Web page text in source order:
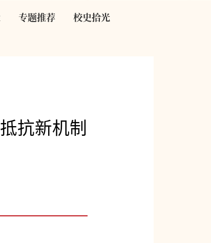
专题推荐 校史拾光
抗新机制